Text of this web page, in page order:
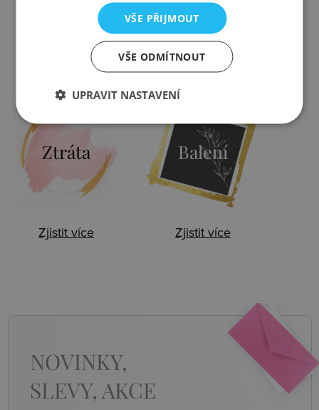
Zjistit více Zjistit více
Ztráta
Zjistit více
Balení
Zjistit více
NOVINKY,
SLEVY, AKCE
VŠE PŘIJMOUT
VŠE ODMÍTNOUT
UPRAVIT NASTAVENÍ